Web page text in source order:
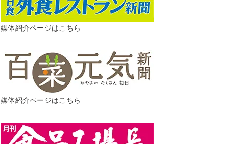
媒体紹介ページはこちら
媒体紹介ページはこちら